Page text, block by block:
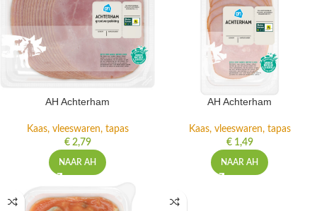
AH Achterham
Kaas, vleeswaren, tapas
€2,79
NAAR AH
AH Achterham
Kaas, vleeswaren, tapas
€1,49
NAAR AH